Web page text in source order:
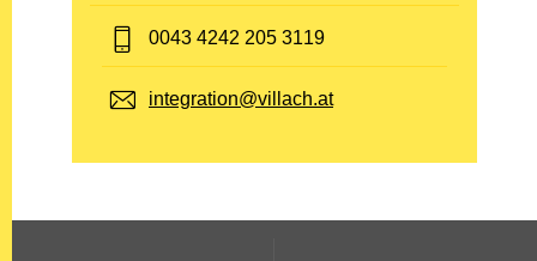
Telefon:
0043 4242 205 3119
E-Mail:
integration@villach.at